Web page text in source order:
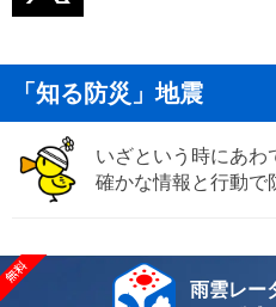
「知る防災」地震
いざという時にあわ
確かな情報と行動で
雨雲レー